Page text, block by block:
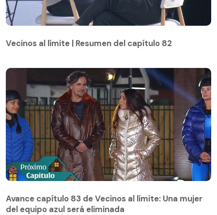
Vecinos al límite | Resumen del capítulo 82
del equipo azul será eliminada
Avance capítulo 83 de Vecinos al límite: Una mujer
del equipo azul será eliminada